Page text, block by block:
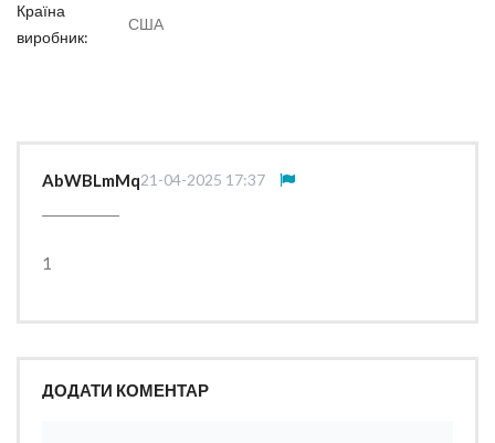
Країна
виробник:
США
AbWBLmMq21-04-2025 17:37
1
ДОДАТИ КОМЕНТАР